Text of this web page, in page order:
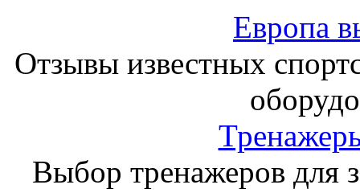
Европа
Отзывы известных
Выбор тренажеров для